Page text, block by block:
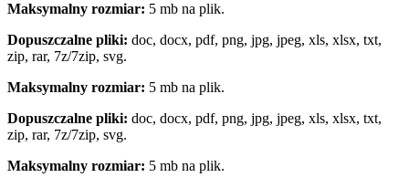
Maksymalny rozmiar: 5 mb na plik.
Dopuszczalne pliki: doc, docx, pdf, png, jpg, jpeg, xls, xlsx, txt,
zip, rar, 7z/7zip, svg.
Maksymalny rozmiar: 5 mb na plik.
Dopuszczalne pliki: doc, docx, pdf, png, jpg, jpeg, xls, xlsx, txt,
zip, rar, 7z/7zip, svg.
Maksymalny rozmiar: 5 mb na plik.